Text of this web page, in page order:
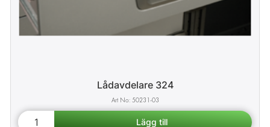
Lådavdelare 324
50231-03